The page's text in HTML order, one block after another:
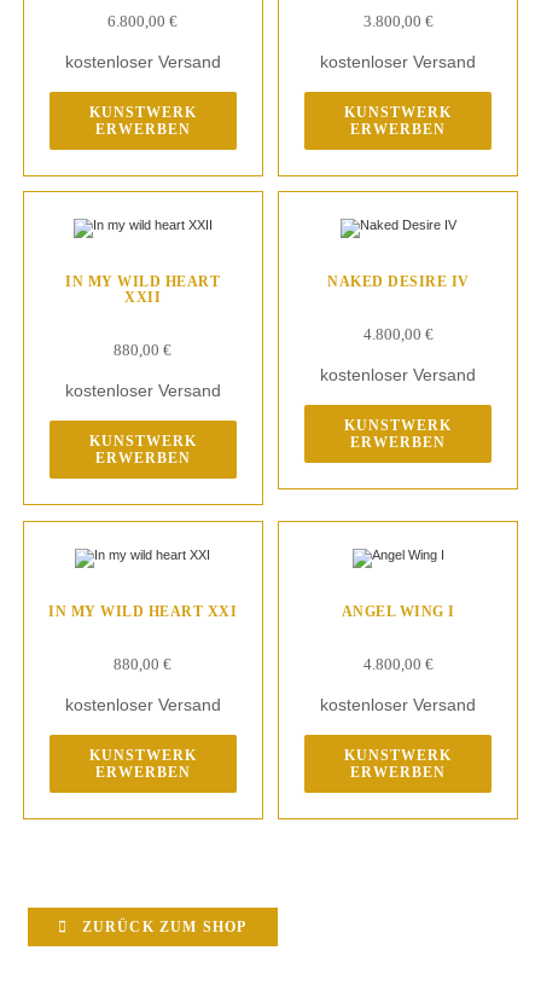
6.800,00€
kostenloser Versand
KUNSTWERK
ERWERBEN
3.800,00 €
kostenloser Versand
KUNSTWERK
ERWERBEN
IN MY WILD HEART
XXII
880,00€
kostenloser Versand
KUNSTWERK
ERWERBEN
NAKED DESIRE IV
4.800,00 €
kostenloser Versand
KUNSTWERK
ERWERBEN
IN MY WILD HEART XXI
880,00€
kostenloser Versand
KUNSTWERK
ERWERBEN
ANGEL WING I
4.800,00 €
kostenloser Versand
KUNSTWERK
ERWERBEN
ZURÜCK ZUM SHOP